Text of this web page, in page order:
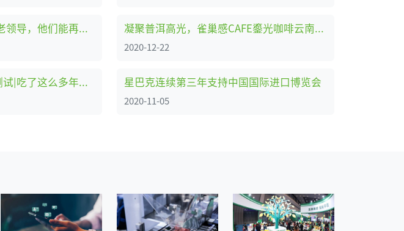
加多宝前总裁王强投奔老领导，他们能再创造个加多宝吗？
18款维生素C产品对比测试|吃了这么多年维C，你选对了吗？
凝聚普洱高光，雀巢感CAFÉ鎏光咖啡云南新生
2020-12-22
星巴克连续第三年支持中国国际进口博览会
2020-11-05